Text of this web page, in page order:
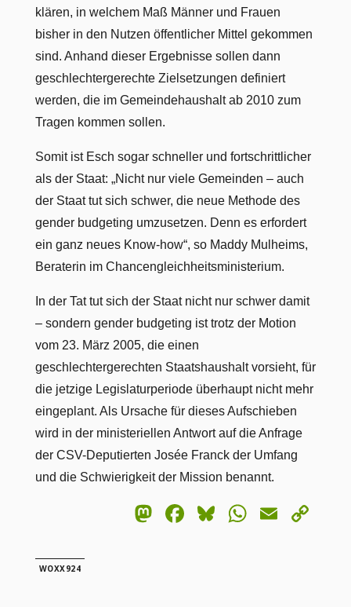
klären, in welchem Maß Männer und Frauen
bisher in den Nutzen öffentlicher Mittel gekommen
sind. Anhand dieser Ergebnisse sollen dann
geschlechtergerechte Zielsetzungen definiert
werden, die im Gemeindehaushalt ab 2010 zum
Tragen kommen sollen.
Somit ist Esch sogar schneller und fortschrittlicher
als der Staat: „Nicht nur viele Gemeinden – auch
der Staat tut sich schwer, die neue Methode des
gender budgeting umzusetzen. Denn es erfordert
ein ganz neues Know-how“, so Maddy Mulheims,
Beraterin im Chancengleichheitsministerium.
In der Tat tut sich der Staat nicht nur schwer damit
– sondern gender budgeting ist trotz der Motion
vom 23. März 2005, die einen
geschlechtergerechten Staatshaushalt vorsieht, für
die jetzige Legislaturperiode überhaupt nicht mehr
eingeplant. Als Ursache für dieses Aufschieben
wird in der ministeriellen Antwort auf die Anfrage
der CSV-Deputierten Josée Franck der Umfang
und die Schwierigkeit der Mission benannt.
Mastodon
Facebook
BlueskyEmail
WOXX924